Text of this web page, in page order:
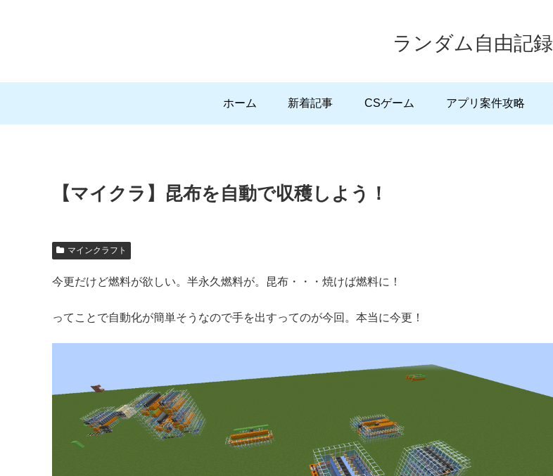
ランダム自由記録
ホーム 新着記事 CSゲーム アプリ案件攻略
【マイクラ】昆布を自動で収穫しよう！
マインクラフト
今更だけど燃料が欲しい。半永久燃料が。昆布・・・焼けば燃料に！
ってことで自動化が簡単そうなので手を出すってのが今回。本当に今更！